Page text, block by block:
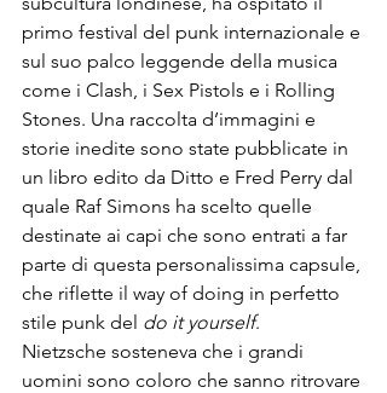
primo festival del punk internazionale e
sul suo palco leggende della musica
come i Clash, i Sex Pistols e i Rolling
Stones. Una raccolta d’immagini e
storie inedite sono state pubblicate in
un libro edito da Ditto e Fred Perry dal
quale Raf Simons ha scelto quelle
destinate ai capi che sono entrati a far
parte di questa personalissima capsule,
che riflette il way of doing in perfetto
stile punk del do it yourself.
Nietzsche sosteneva che i grandi
uomini sono coloro che sanno ritrovare